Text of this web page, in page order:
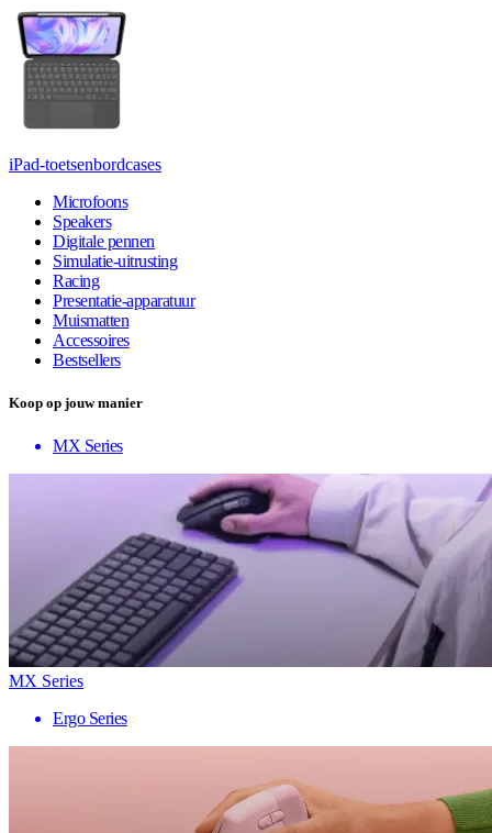
iPad-toetsenbordcases
Microfoons
Speakers
Digitale pennen
Simulatie-uitrusting
Racing
Presentatie-apparatuur
Muismatten
Accessoires
Bestsellers
Koop op jouw manier
MX Series
MX Series
Ergo Series